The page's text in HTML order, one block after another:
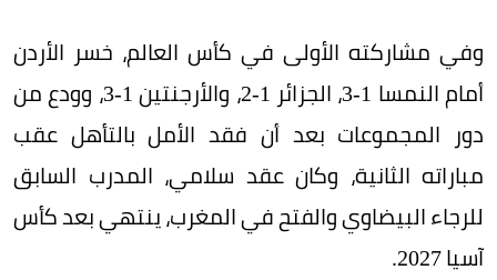
وفي مشاركته الأولى في كأس العالم، خسر الأردن
أمام النمسا 1-3، الجزائر 1-2، والأرجنتين 1-3، وودع من
دور المجموعات بعد أن فقد الأمل بالتأهل عقب
مباراته الثانية، وكان عقد سلامي، المدرب السابق
للرجاء البيضاوي والفتح في المغرب، ينتهي بعد كأس
آسيا 2027.